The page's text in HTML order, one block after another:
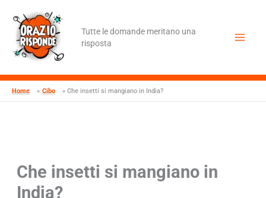
contenuto
Tutte le domande meritano una
risposta
Home Cibo Che insetti si mangiano in India?
Che insetti si mangiano in
India?